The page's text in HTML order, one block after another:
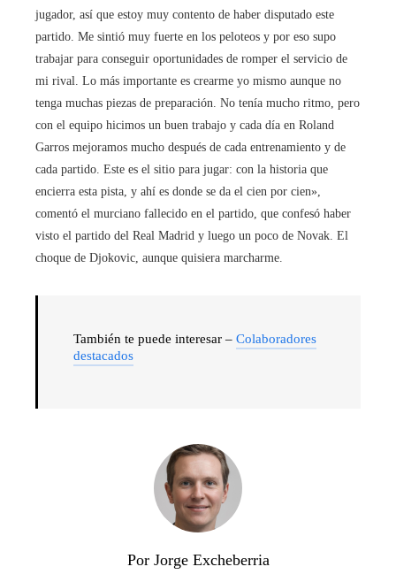
jugador, así que estoy muy contento de haber disputado este
partido. Me sintió muy fuerte en los peloteos y por eso supo
trabajar para conseguir oportunidades de romper el servicio de
mi rival. Lo más importante es crearme yo mismo aunque no
tenga muchas piezas de preparación. No tenía mucho ritmo, pero
con el equipo hicimos un buen trabajo y cada día en Roland
Garros mejoramos mucho después de cada entrenamiento y de
cada partido. Este es el sitio para jugar: con la historia que
encierra esta pista, y ahí es donde se da el cien por cien»,
comentó el murciano fallecido en el partido, que confesó haber
visto el partido del Real Madrid y luego un poco de Novak. El
choque de Djokovic, aunque quisiera marcharme.
También te puede interesar – Colaboradores
destacados
Por Jorge Excheberria